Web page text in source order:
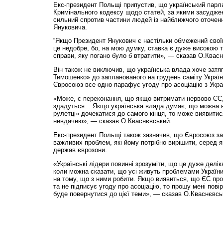
Екс-президент Польщі припустив, що український
Кримінального кодексу щодо статей, за якими
сильний спротив частини людей із найближчого
Януковича.
“Якщо Президент Янукович є настільки обмежений
це недобре, бо, на мою думку, ставка є дуже високою
справи, яку погано було б втратити», — сказав
Він також не виключив, що українська влада хоче
Тимошенко» до запланованого на грудень саміту
Євросоюз все одно парафує угоду про асоціацію з
«Може, є переконання, що якщо витримати нервово ЄС,
здадуться... Якщо українська влада думає, що можна в
рулетці» дочекатися до самого кінця, то може
невдачею», — сказав О.Квас­нєвський.
Екс-президент Польщі також зазначив, що Євросоюз
важливих проблем, які йому потрібно вирішити, серед
держав єврозони.
«Українські лідери повинні зрозуміти, що це дуже
коли можна сказати, що усі живуть проблемами
на тому, що з ними робити. Якщо виявиться, що ЄС
та не підписує угоду про асоціацію, то прошу мені
буде повернутися до цієї теми», — сказав